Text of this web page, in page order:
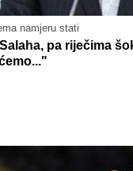
namjeru stati
pa riječima